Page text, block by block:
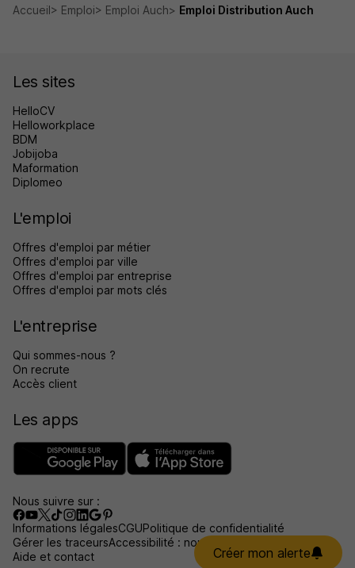
Créer mon alerte
Accueil Emploi Emploi Auch Emploi Distribution Auch
Les sites
HelloCV
Helloworkplace
BDM
Jobijoba
Maformation
Diplomeo
L'emploi
Offres d'emploi par métier
Offres d'emploi par ville
Offres d'emploi par entreprise
Offres d'emploi par mots clés
L'entreprise
Qui sommes-nous ?
On recrute
Accès client
Les apps
Nous suivre sur :
Informations légalesCGUPolitique de confidentialité
Gérer les traceursAccessibilité : non conforme
Aide et contact